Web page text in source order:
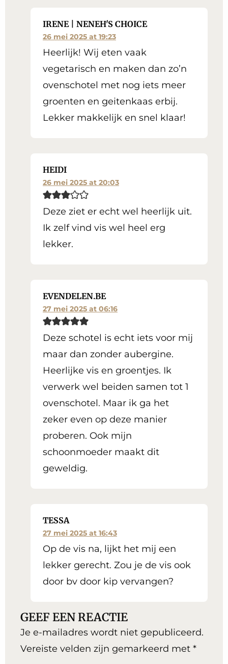
IRENE | NENEH'S CHOICE
26 mei 2025 at 19:23
Heerlijk! Wij eten vaak
vegetarisch en maken dan zo’n
ovenschotel met nog iets meer
groenten en geitenkaas erbij.
Lekker makkelijk en snel klaar!
HEIDI
26 mei 2025 at 20:03
Deze ziet er echt wel heerlijk uit.
Ik zelf vind vis wel heel erg
lekker.
EVENDELEN.BE
27 mei 2025 at 06:16
Deze schotel is echt iets voor mij
maar dan zonder aubergine.
Heerlijke vis en groentjes. Ik
verwerk wel beiden samen tot 1
ovenschotel. Maar ik ga het
zeker even op deze manier
proberen. Ook mijn
schoonmoeder maakt dit
geweldig.
TESSA
27 mei 2025 at 16:43
Op de vis na, lijkt het mij een
lekker gerecht. Zou je de vis ook
door bv door kip vervangen?
GEEF EEN REACTIE
Je e-mailadres wordt niet gepubliceerd.
Vereiste velden zijn gemarkeerd met *